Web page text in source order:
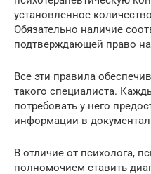
установленное
Обязательно наличие
подтверждающей право
Все эти правила
такого специалиста.
потребовать у него
информации в
В отличие от психолога,
полномочием ставить